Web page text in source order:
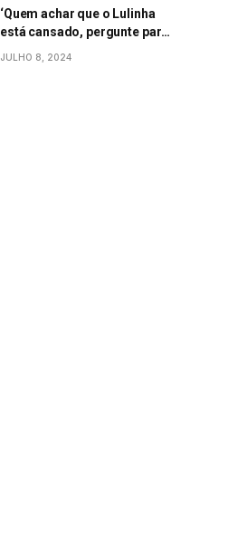
‘Quem achar que o Lulinha
está cansado, pergunte para
Janja’, diz Lula durante
JULHO 8, 2024